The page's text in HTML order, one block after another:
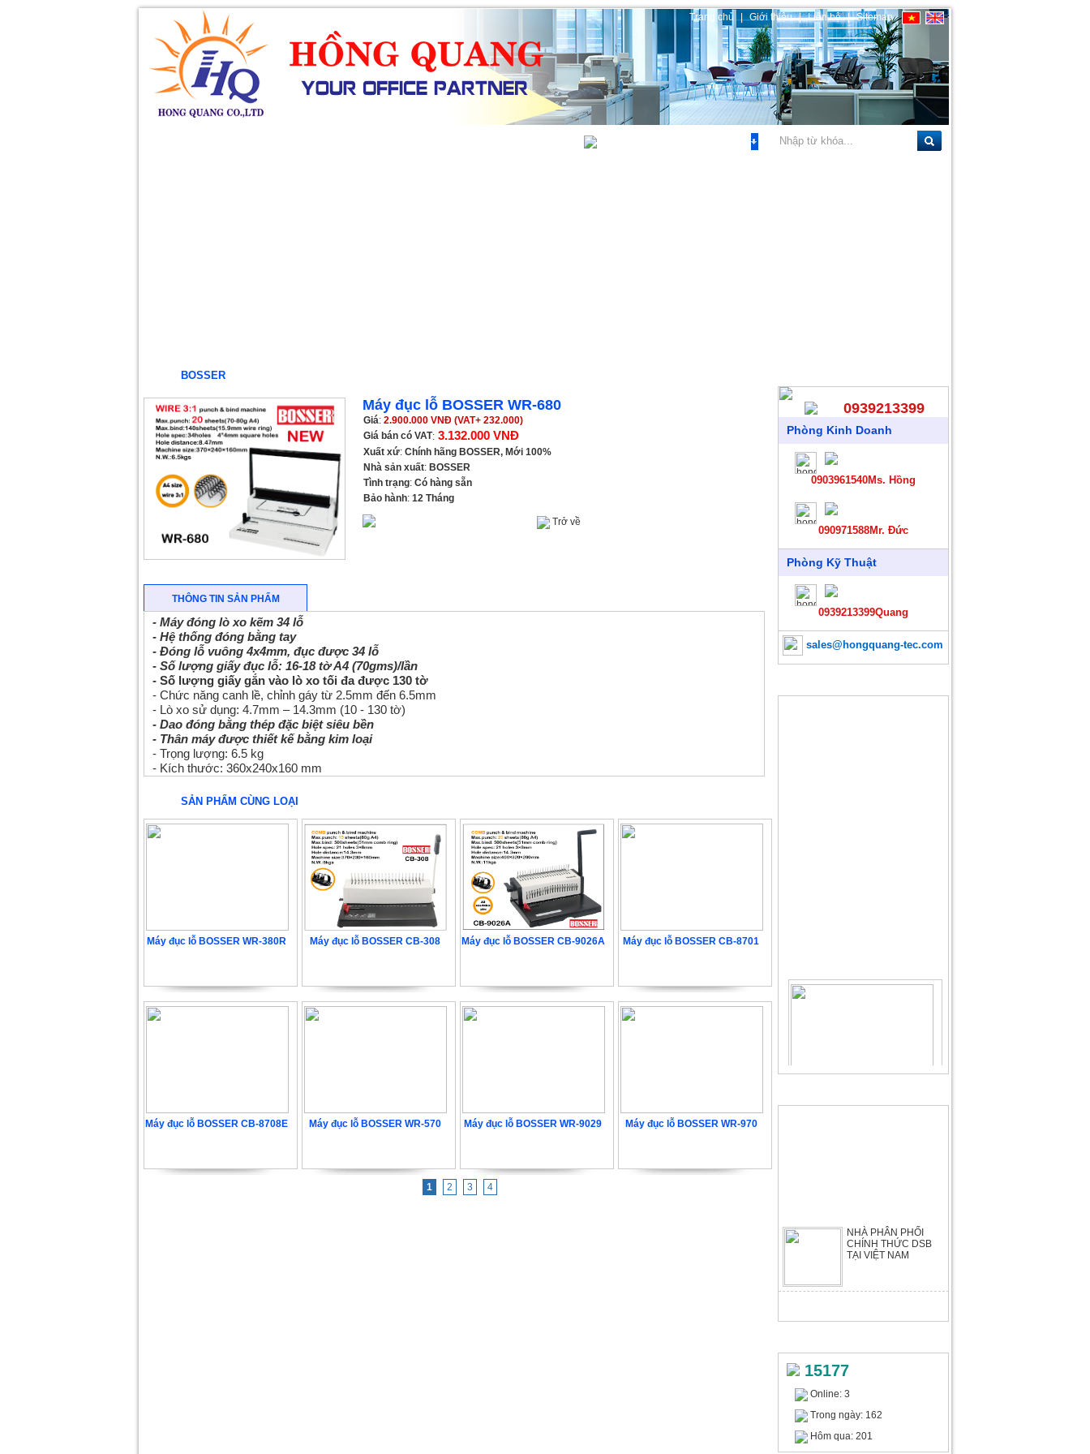
Trang chủ | Giới thiệu | Liên hệ | Sitemap
BOSSER
Máy đục lỗ BOSSER WR-680
Giá: 2.900.000 VNĐ (VAT+ 232.000)
Giá bán có VAT: 3.132.000 VNĐ
Xuất xứ: Chính hãng BOSSER, Mới 100%
Nhà sản xuất: BOSSER
Tình trạng: Có hàng sẵn
Bảo hành: 12 Tháng
Trở về
THÔNG TIN SẢN PHẨM
- Máy đóng lò xo kẽm 34 lỗ
- Hệ thống đóng bằng tay
- Đóng lỗ vuông 4x4mm, đục được 34 lỗ
- Số lượng giấy đục lỗ: 16-18 tờ A4 (70gms)/lần
- Số lượng giấy gắn vào lò xo tối đa được 130 tờ
- Chức năng canh lề, chỉnh gáy từ 2.5mm đến 6.5mm
- Lò xo sử dụng: 4.7mm – 14.3mm (10 - 130 tờ)
- Dao đóng bằng thép đặc biệt siêu bền
- Thân máy được thiết kế bằng kim loại
- Trọng lượng: 6.5 kg
- Kích thước: 360x240x160 mm
SẢN PHẨM CÙNG LOẠI
Máy đục lỗ BOSSER WR-380R Máy đục lỗ BOSSER CB-308 Máy đục lỗ BOSSER CB-9026A Máy đục lỗ BOSSER CB-8701
Máy đục lỗ BOSSER CB-8708E Máy đục lỗ BOSSER WR-570 Máy đục lỗ BOSSER WR-9029 Máy đục lỗ BOSSER WR-970
1 2 3 4
0939213399
Phòng Kinh Doanh
0903961540Ms. Hồng
090971588Mr. Đức
Phòng Kỹ Thuật
0939213399Quang
sales@hongquang-tec.com
NHÀ PHÂN PHỐI
CHÍNH THỨC DSB
TẠI VIỆT NAM
15177
Online: 3
Trong ngày: 162
Hôm qua: 201